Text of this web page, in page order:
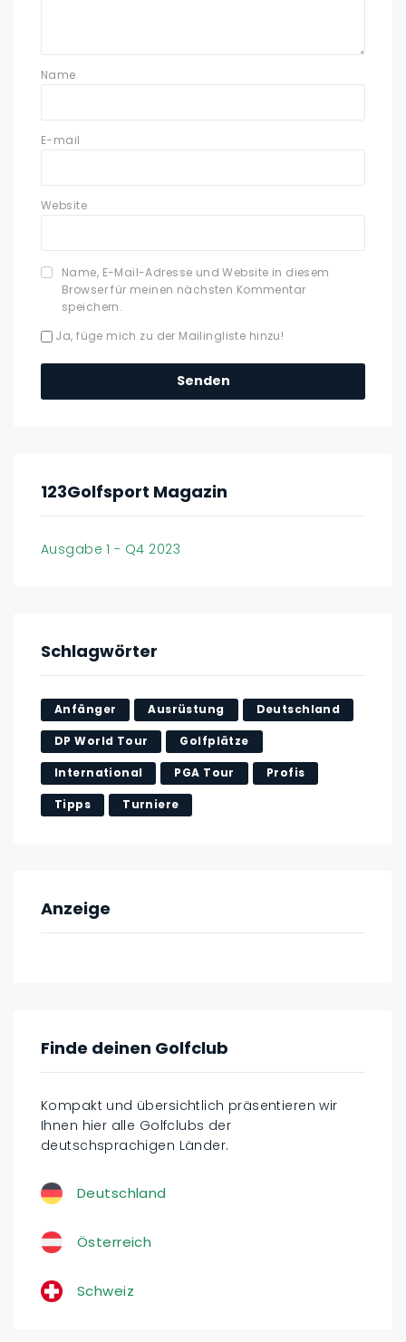
Name
E-mail
Website
Name, E-Mail-Adresse und Website in diesem
Browser für meinen nächsten Kommentar
speichern.
Ja, füge mich zu der Mailingliste hinzu!
123Golfsport Magazin
Ausgabe 1 - Q4 2023
Schlagwörter
Anfänger Ausrüstung Deutschland
DP World Tour Golfplätze
International PGA Tour Profis
Tipps Turniere
Anzeige
Finde deinen Golfclub
Kompakt und übersichtlich präsentieren wir
Ihnen hier alle Golfclubs der
deutschsprachigen Länder.
Deutschland
Österreich
Schweiz